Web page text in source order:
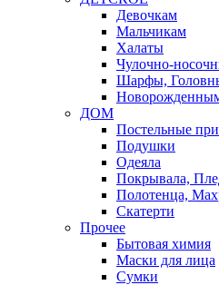
Девочкам
Мальчикам
Халаты
Чулочно-
Шарфы,
ДОМ
Постельные
Подушки
Одеяла
Покрывала,
Полотенца,
Скатерти
Прочее
Бытовая химия
Маски для лица
Сумки